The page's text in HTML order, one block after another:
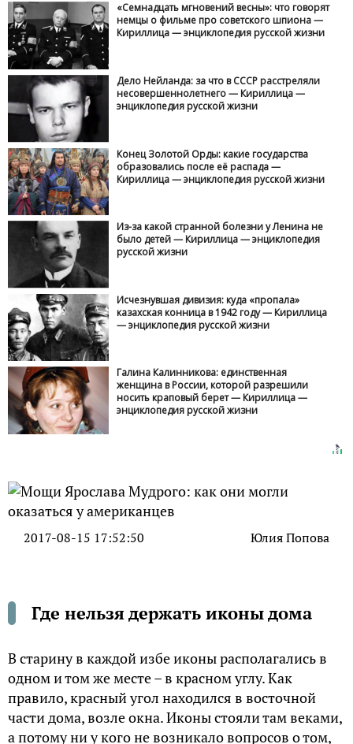
«Семнадцать мгновений весны»: что говорят
немцы о фильме про советского шпиона —
Кириллица — энциклопедия русской жизни
Дело Нейланда: за что в СССР расстреляли
несовершеннолетнего — Кириллица —
энциклопедия русской жизни
Конец Золотой Орды: какие государства
образовались после её распада —
Кириллица — энциклопедия русской жизни
Из-за какой странной болезни у Ленина не
было детей — Кириллица — энциклопедия
русской жизни
Исчезнувшая дивизия: куда «пропала»
казахская конница в 1942 году — Кириллица
— энциклопедия русской жизни
Галина Калинникова: единственная
женщина в России, которой разрешили
носить краповый берет — Кириллица —
энциклопедия русской жизни
2017-08-15 17:52:50 Юлия Попова
Где нельзя держать иконы дома
В старину в каждой избе иконы располагались в
одном и том же месте – в красном углу. Как
правило, красный угол находился в восточной
части дома, возле окна. Иконы стояли там веками,
а потому ни у кого не возникало вопросов о том,